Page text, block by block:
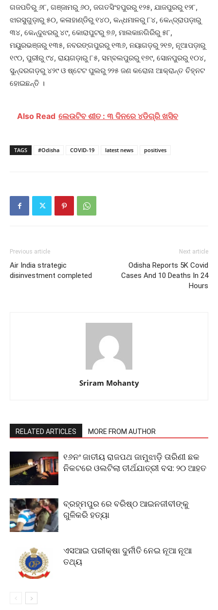
ଗଜପତିରୁ ୬୮, ଗଞ୍ଜାମରୁ ୬୦, ଜଗତସିଂହପୁରରୁ ୧୨୫, ଯାଜପୁରରୁ ୧୨୮,
ଝାରସୁଗୁଡ଼ାରୁ ୫୦, କଳାହାଣ୍ଡିରୁ ୧୪୦, କନ୍ଧମାଳରୁ ୮୪, କେନ୍ଦ୍ରାପଡ଼ାରୁ
୩୪, କେନ୍ଦୁଝରରୁ ୪୯, କୋରାପୁଟରୁ ୭୬, ମାଲକାନଗିରିରୁ ୫୮,
ମୟୁରଭଞ୍ଜରୁ ୧୩୫, ନବରଙ୍ଗପୁରରୁ ୧୩୬, ନୟାଗଡ଼ରୁ ୨୧୭, ନୂଆପଡ଼ାରୁ
୧୯୦, ପୁରୀରୁ ୯୪, ରାୟଗଡ଼ାରୁ ୮୫, ସମ୍ବଲପୁରରୁ ୧୭୯, ସୋନପୁରରୁ ୧୦୪,
ସୁନ୍ଦରଗଡ଼ରୁ ୪୨୯ ଓ ଷ୍ଟେଟ ପୁଲରୁ ୨୨୫ ଜଣ କରୋନା ଆକ୍ରାନ୍ତ ଚିହ୍ନଟ
ହୋଇଛନ୍ତି ।
Also Read ଲେଉଟିବ ଶୀତ : ୩ ଦିନରେ ୪ଡିଗ୍ରି ଖସିବ
TAGS #Odisha COVID-19 latest news positives
Previous article
Air India strategic
disinvestment completed
Next article
Odisha Reports 5K Covid
Cases And 10 Deaths In 24
Hours
Sriram Mohanty
RELATED ARTICLES MORE FROM AUTHOR
୧୬ନଂ ଜାତୀୟ ରାଜପଥ ଜାମୁଝାଡ଼ି ତାରିଣୀ ଛକ
ନିକଟରେ ଓଲଟିଲା ତୀର୍ଥଯାତ୍ରୀ ବସ: ୨୦ ଆହତ
ବ୍ରହ୍ମପୁର ରେ ବରିଷ୍ଠ ଆଇନଜୀବୀଙ୍କୁ
ଗୁଳିକରି ହତ୍ୟା
ଏସଆଇ ପରୀକ୍ଷା ଦୁର୍ନୀତି ନେଇ ନୂଆ ନୂଆ
ତଥ୍ୟ